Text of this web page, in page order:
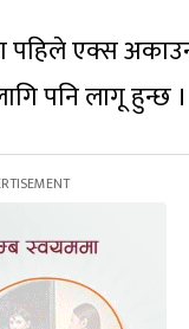
पहिले एक्स
पनि लागू हुन्छ ।